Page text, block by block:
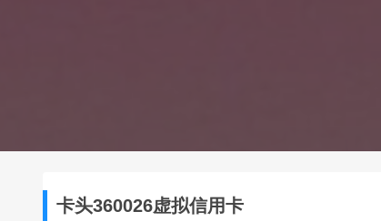
卡头360026虚拟信用卡